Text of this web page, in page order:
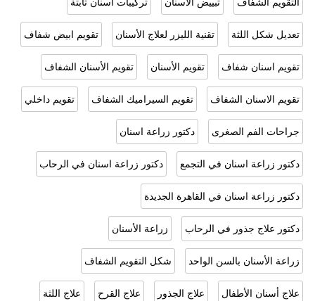
تعديل شكل اللثة تقنية الليزر لعلاج الأسنان تقويم ابيض شفاف
تقويم اسنان شفاف تقويم الأسنان تقويم الأسنان الشفاف
تقويم الاسنان الشفاف تقويم السيراميك الشفاف تقويم داخلي
جراحات الفم الصغرى دكتور زراعة اسنان
دكتور زراعة اسنان في التجمع دكتور زراعة اسنان في الرحاب
دكتور زراعة اسنان في القاهرة الجديدة
دكتور علاج جذور في الرحاب زراعة الأسنان
زراعة الأسنان بالسن الواحد شكل التقويم الشفاف
علاج أسنان الأطفال علاج الجذور علاج القرح علاج اللثة